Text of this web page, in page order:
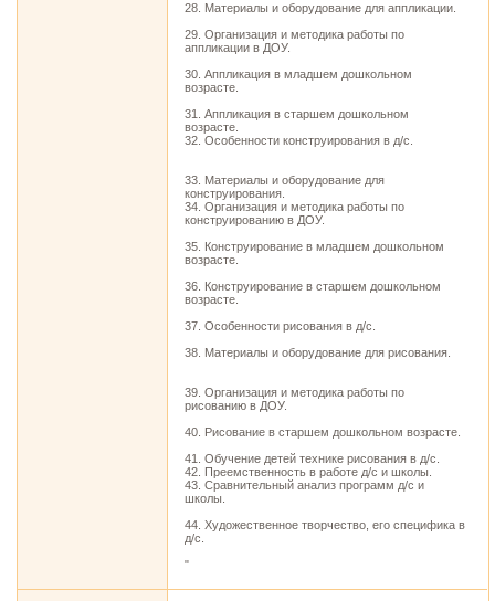
28. Материалы и оборудование для аппликации.
29. Организация и методика работы по
аппликации в ДОУ.
30. Аппликация в младшем дошкольном
возрасте.
31. Аппликация в старшем дошкольном
возрасте.
32. Особенности конструирования в д/с.
33. Материалы и оборудование для
конструирования.
34. Организация и методика работы по
конструированию в ДОУ.
35. Конструирование в младшем дошкольном
возрасте.
36. Конструирование в старшем дошкольном
возрасте.
37. Особенности рисования в д/с.
38. Материалы и оборудование для рисования.
39. Организация и методика работы по
рисованию в ДОУ.
40. Рисование в старшем дошкольном возрасте.
41. Обучение детей технике рисования в д/с.
42. Преемственность в работе д/с и школы.
43. Сравнительный анализ программ д/с и
школы.
44. Художественное творчество, его специфика в
д/с.
"